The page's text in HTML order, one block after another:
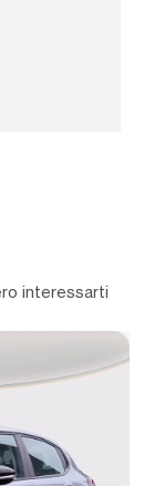
interessarti